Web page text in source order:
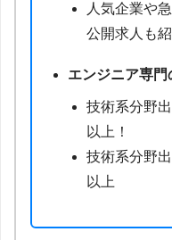
人気企業や
公開求人も紹
エンジニア専
技術系分野
以上！
技術系分野
以上